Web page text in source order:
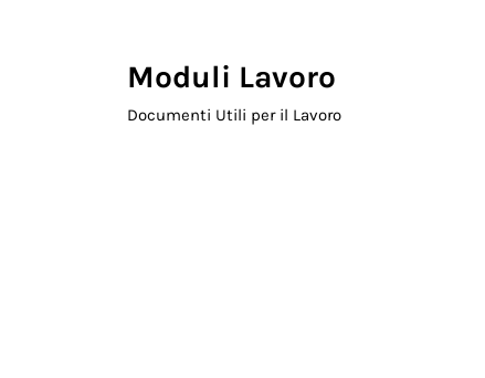
Moduli Lavoro
Documenti Utili per il Lavoro